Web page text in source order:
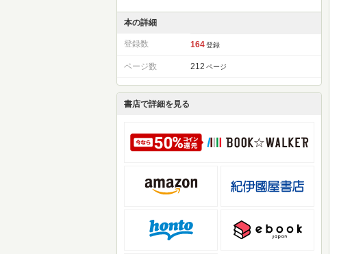
本の詳細
登録数 164 登録
ページ数 212 ページ
書店で詳細を見る